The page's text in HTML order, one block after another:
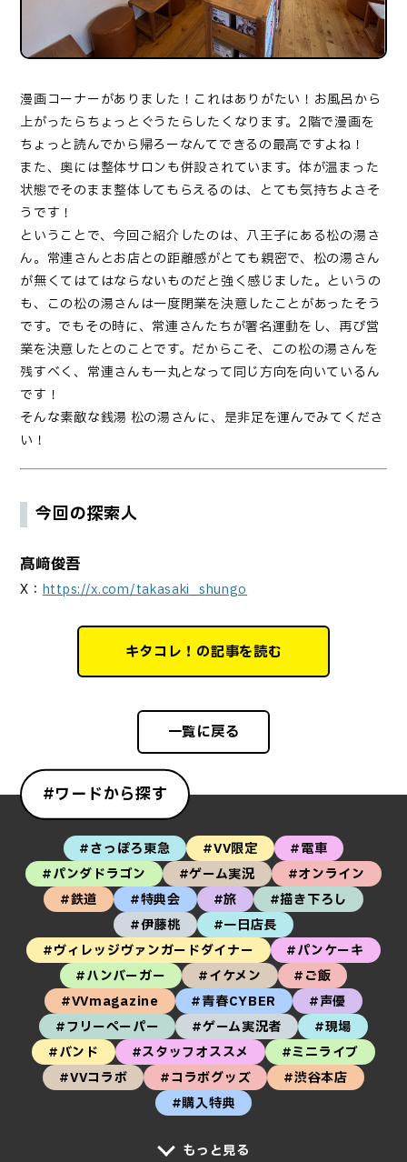
漫画コーナーがありました！これはありがたい！お風呂から
上がったらちょっとぐうたらしたくなります。2階で漫画を
ちょっと読んでから帰ろーなんてできるの最高ですよね！
また、奥には整体サロンも併設されています。体が温まった
状態でそのまま整体してもらえるのは、とても気持ちよさそ
うです！
ということで、今回ご紹介したのは、八王子にある松の湯さ
ん。常連さんとお店との距離感がとても親密で、松の湯さん
が無くてはてはならないものだと強く感じました。というの
も、この松の湯さんは一度閉業を決意したことがあったそう
です。でもその時に、常連さんたちが署名運動をし、再び営
業を決意したとのことです。だからこそ、この松の湯さんを
残すべく、常連さんも一丸となって同じ方向を向いているん
です！
そんな素敵な銭湯 松の湯さんに、是非足を運んでみてくださ
い！
今回の探索人
髙﨑俊吾
X：https://x.com/takasaki_shungo
キタコレ！の記事を読む
一覧に戻る
#ワードから探す
#さっぽろ東急 #VV限定
#電車
#パンダドラゴン
#ゲーム実況
#オンライン
#鉄道
#特典会 #旅
#描き下ろし
#伊藤桃
#一日店長
#ヴィレッジヴァンガードダイナー
#パンケーキ
#ハンバーガー
#イケメン
#ご飯
#VVmagazine
#青春CYBER
#声優
#フリーペーパー
#ゲーム実況者
#現場
#バンド
#スタッフオススメ
#ミニライブ
#VVコラボ
#コラボグッズ
#渋谷本店
#購入特典
もっと見る